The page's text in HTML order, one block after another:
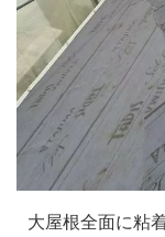
大屋根全面に粘